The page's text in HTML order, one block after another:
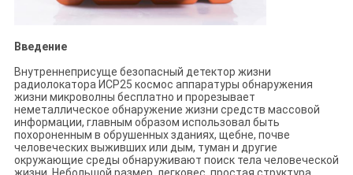
Введение
Внутреннеприсуще безопасный детектор жизни
радиолокатора ИСР25 космос аппаратуры обнаружения
жизни микроволны бесплатно и прорезывает
неметаллическое обнаружение жизни средств массовой
информации, главным образом использовал быть
похороненным в обрушенных зданиях, щебне, почве
человеческих выживших или дым, туман и другие
окружающие среды обнаруживают поиск тела человеческой